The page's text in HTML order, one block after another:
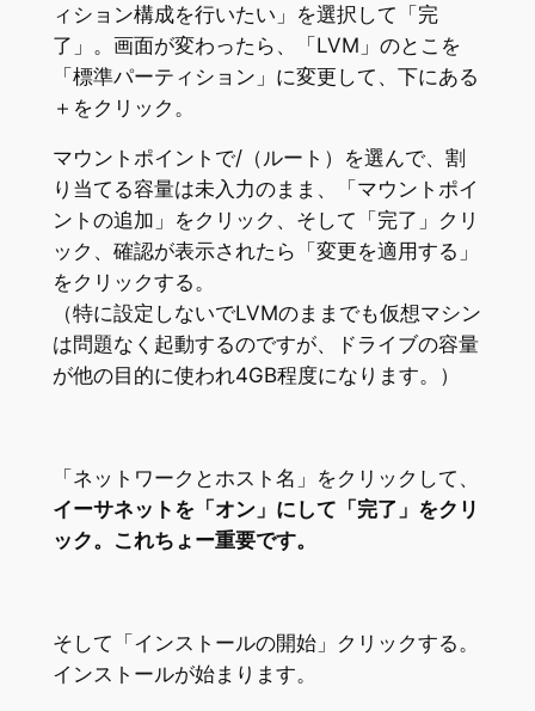
ィション構成を行いたい」を選択して「完
了」。画面が変わったら、「LVM」のとこを
「標準パーティション」に変更して、下にある
＋をクリック。
マウントポイントで/（ルート）を選んで、割
り当てる容量は未入力のまま、「マウントポイ
ントの追加」をクリック、そして「完了」クリ
ック、確認が表示されたら「変更を適用する」
をクリックする。
（特に設定しないでLVMのままでも仮想マシン
は問題なく起動するのですが、ドライブの容量
が他の目的に使われ4GB程度になります。）
「ネットワークとホスト名」をクリックして、
イーサネットを「オン」にして「完了」をクリ
ック。これちょー重要です。
そして「インストールの開始」クリックする。
インストールが始まります。